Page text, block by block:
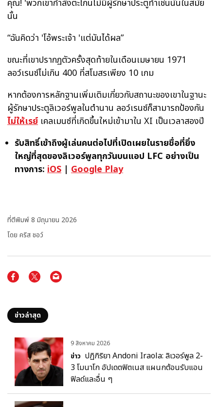
คุณ! 'พวกเขากำลังตะโกนไม่มีผู้รักษาประตูทำเช่นนั้นในสมัย
นั้น
“ฉันคิดว่า 'โอ้พระเจ้า 'แต่มันได้ผล”
ขณะที่เขาปรากฏตัวครั้งสุดท้ายในเดือนเมษายน 1971
ลอว์เรนซ์ไม่เกิน 400 ที่สโมสรเพียง 10 เกม
หากต้องการหลักฐานเพิ่มเติมเกี่ยวกับสถานะของเขาในฐานะ
ผู้รักษาประตูลิเวอร์พูลในตำนาน ลอว์เรนซ์ก็สามารถป้องกัน
ไม่ให้เรย์ เคลเมนซ์ที่เกิดขึ้นใหม่เข้ามาใน XI เป็นเวลาสองปี
รับสิทธิ์เข้าถึงผู้เล่นคนต่อไปที่เปิดเผยในรายชื่อที่ยิ่ง
ใหญ่ที่สุดของลิเวอร์พูลทุกวันบนแอป LFC อย่างเป็น
ทางการ: iOS | Google Play
ที่ตีพิมพ์8 มิถุนายน 2026
โดย คริส ชอว์
ข่าวล่าสุด
9 สิงหาคม 2026
ข่าว ปฏิกิริยา Andoni Iraola: ลิเวอร์พูล 2-
3 โมนาโก อัปเดตฟิตเนส แผนกต้อนรับแอน
ฟิลด์และอื่น ๆ